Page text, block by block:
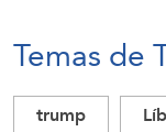
Temas de
trump